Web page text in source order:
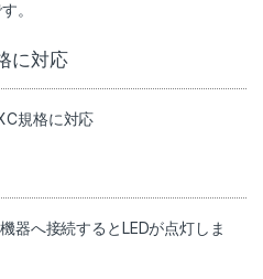
。
に対応
規格に対応
器へ接続するとLEDが点灯しま